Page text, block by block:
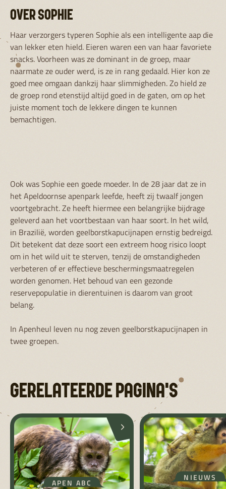
OVER SOPHIE
Haar verzorgers typeren Sophie als een intelligente aap die
van lekker eten hield. Eieren waren een van haar favoriete
snacks. Voorheen was ze dominant in de groep, maar
naarmate ze ouder werd, is ze in rang gedaald. Hier kon ze
goed mee omgaan dankzij haar slimmigheden. Zo hield ze
de groep rond etenstijd altijd goed in de gaten, om op het
juiste moment toch de lekkere dingen te kunnen
bemachtigen.
Ook was Sophie een goede moeder. In de 28 jaar dat ze in
het Apeldoornse apenpark leefde, heeft zij twaalf jongen
voortgebracht. Ze heeft hiermee een belangrijke bijdrage
geleverd aan het voortbestaan van haar soort. In het wild,
in Brazilië, worden geelborstkapucijnapen ernstig bedreigd.
Dit betekent dat deze soort een extreem hoog risico loopt
om in het wild uit te sterven, tenzij de omstandigheden
verbeteren of er effectieve beschermingsmaatregelen
worden genomen. Het behoud van een gezonde
reservepopulatie in dierentuinen is daarom van groot
belang.
In Apenheul leven nu nog zeven geelborstkapucijnapen in
twee groepen.
GERELATEERDE PAGINA'S
APEN ABC
NIEUWS